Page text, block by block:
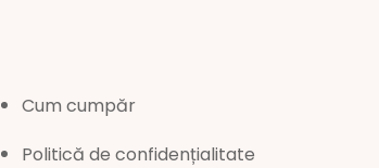
Cum cumpăr
Politică de confidențialitate